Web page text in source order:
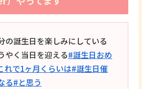
の誕生日を楽しみにしている
やく当日を迎える#誕生日おめ
れで1ヶ月くらいは#誕生日催
る#と思う